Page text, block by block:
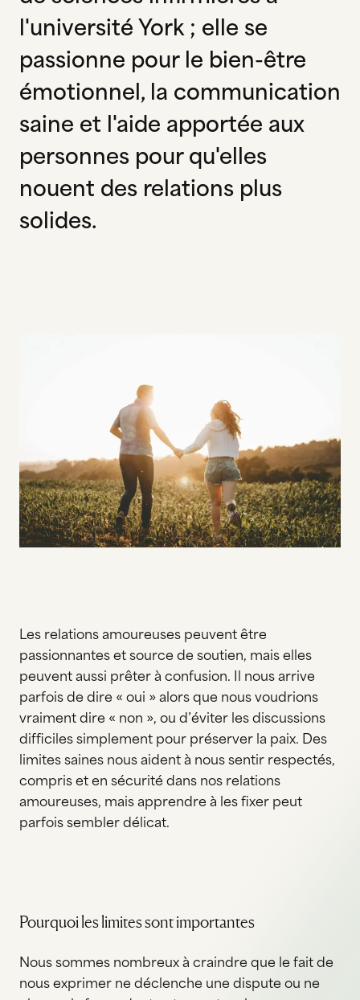
l'université York ; elle se
passionne pour le bien-être
émotionnel, la communication
saine et l'aide apportée aux
personnes pour qu'elles
nouent des relations plus
solides.
Les relations amoureuses peuvent être
passionnantes et source de soutien, mais elles
peuvent aussi prêter à confusion. Il nous arrive
parfois de dire « oui » alors que nous voudrions
vraiment dire « non », ou d’éviter les discussions
difficiles simplement pour préserver la paix. Des
limites saines nous aident à nous sentir respectés,
compris et en sécurité dans nos relations
amoureuses, mais apprendre à les fixer peut
parfois sembler délicat.
Pourquoi les limites sont importantes
Nous sommes nombreux à craindre que le fait de
nous exprimer ne déclenche une dispute ou ne